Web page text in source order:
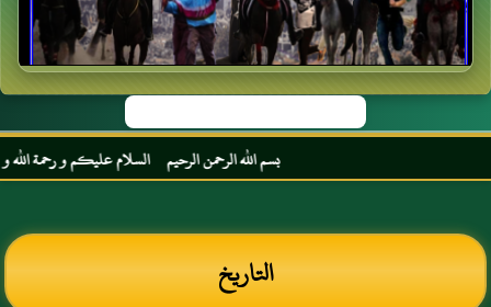
بسم الله الرحمن الرحيم السلام عليكم و رحمة الله و
التاريخ